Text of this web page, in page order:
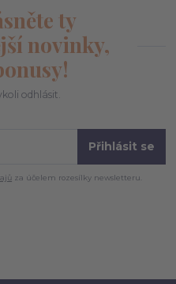
ty
novinky,
odhlásit.
Přihlásit se
za účelem rozesílky newsletteru.